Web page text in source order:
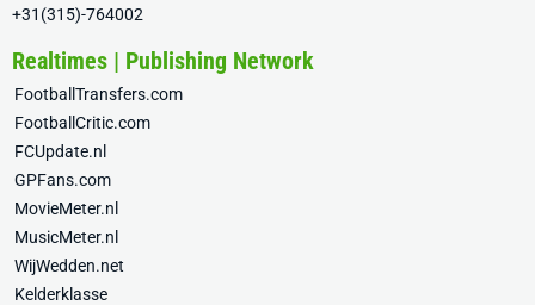
+31(315)-764002
Realtimes | Publishing Network
FootballTransfers.com
FootballCritic.com
FCUpdate.nl
GPFans.com
MovieMeter.nl
MusicMeter.nl
WijWedden.net
Kelderklasse